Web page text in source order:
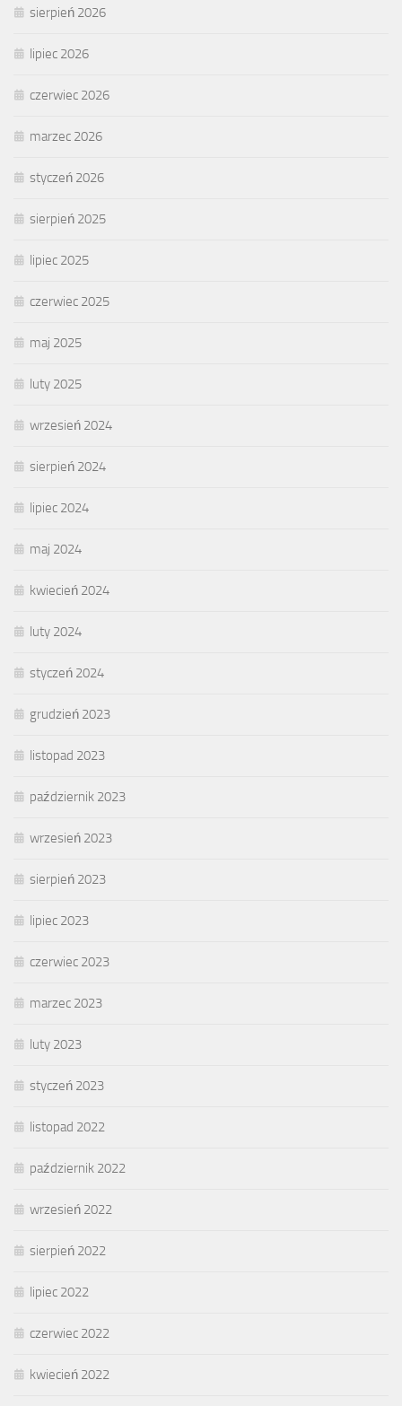
sierpień 2026
lipiec 2026
czerwiec 2026
marzec 2026
styczeń 2026
sierpień 2025
lipiec 2025
czerwiec 2025
maj 2025
luty 2025
wrzesień 2024
sierpień 2024
lipiec 2024
maj 2024
kwiecień 2024
luty 2024
styczeń 2024
grudzień 2023
listopad 2023
październik 2023
wrzesień 2023
sierpień 2023
lipiec 2023
czerwiec 2023
marzec 2023
luty 2023
styczeń 2023
listopad 2022
październik 2022
wrzesień 2022
sierpień 2022
lipiec 2022
czerwiec 2022
kwiecień 2022